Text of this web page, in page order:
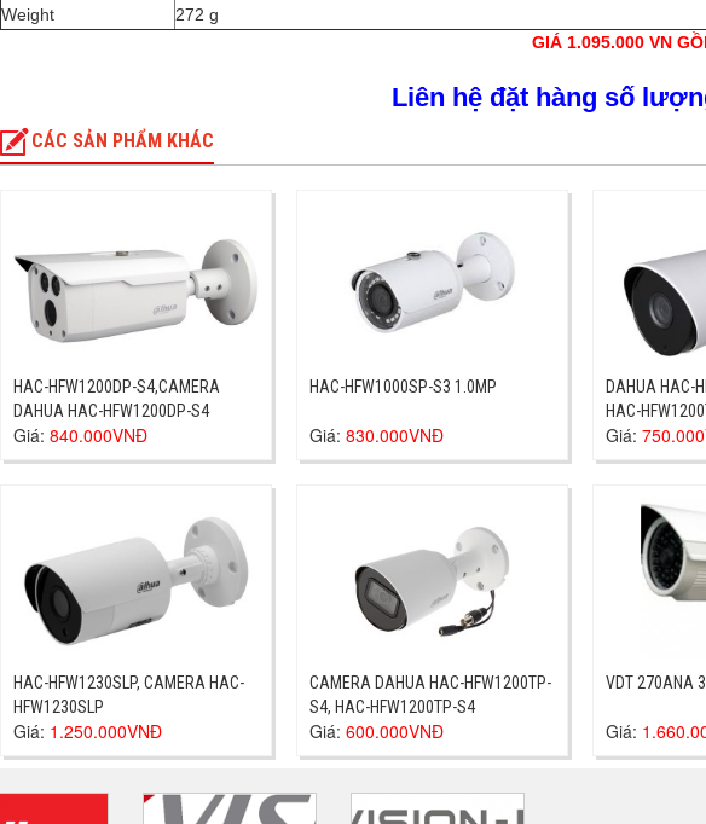
Weight
272 g
GIÁ 1.095.000 VN
Liên hệ đặt hàng số
CÁC SẢN PHẨM KHÁC
HAC-HFW1200DP-S4,CAMERA
DAHUA HAC-HFW1200DP-S4
Giá: 840.000VNĐ
HAC-HFW1000SP-S3 1.0MP
Giá: 830.000VNĐ
DAHUA HAC-
HAC-
Giá:
HAC-HFW1230SLP, CAMERA HAC-
HFW1230SLP
Giá: 1.250.000VNĐ
CAMERA DAHUA HAC-HFW1200TP-
S4, HAC-HFW1200TP-S4
Giá: 600.000VNĐ
VDT 270ANA
Giá: